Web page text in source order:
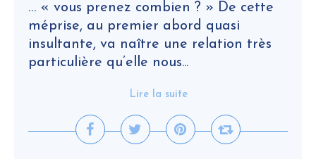
… « vous prenez combien ? » De cette
méprise, au premier abord quasi
insultante, va naître une relation très
particulière qu’elle nous...
Lire la suite